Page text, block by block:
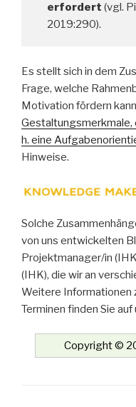
erfordert (vgl.
2019:290).
Es stellt sich in dem
Frage, welche
Motivation fördern
Gestaltungsmerkmale,
h. eine
Hinweise.
Solche
von uns entwickelten
Projektmanager/in
(IHK), die wir an
Weitere Informationen
Terminen finden Sie auf
Copyright ©